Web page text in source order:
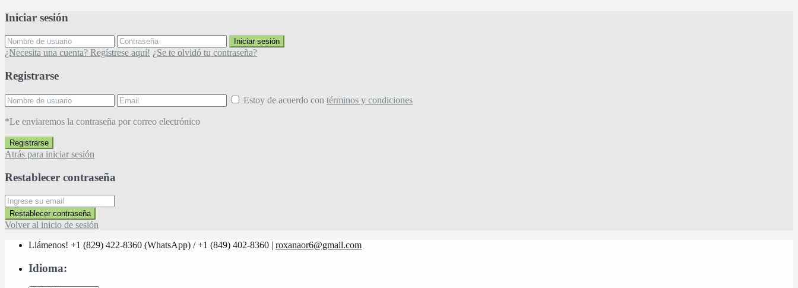
Iniciar sesión
Iniciar sesión
¿Necesita una cuenta? Regístrese aquí! ¿Se te olvidó tu contraseña?
Registrarse
Estoy de acuerdo con términos y condiciones
*Le enviaremos la contraseña por correo electrónico
Registrarse
Atrás para iniciar sesión
Restablecer contraseña
Restablecer contraseña
Volver al inicio de sesión
Llámenos! +1 (829) 422-8360 (WhatsApp) / +1 (849) 402-8360 | roxanaor6@gmail.com
Idioma: